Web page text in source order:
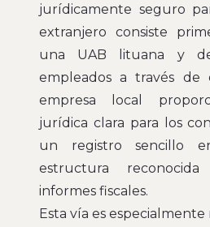
jurídicamente seguro
extranjero consiste
una UAB lituana y
empleados a través de
empresa local
jurídica clara para los
un registro sencillo
estructura
informes fiscales.
Esta vía es